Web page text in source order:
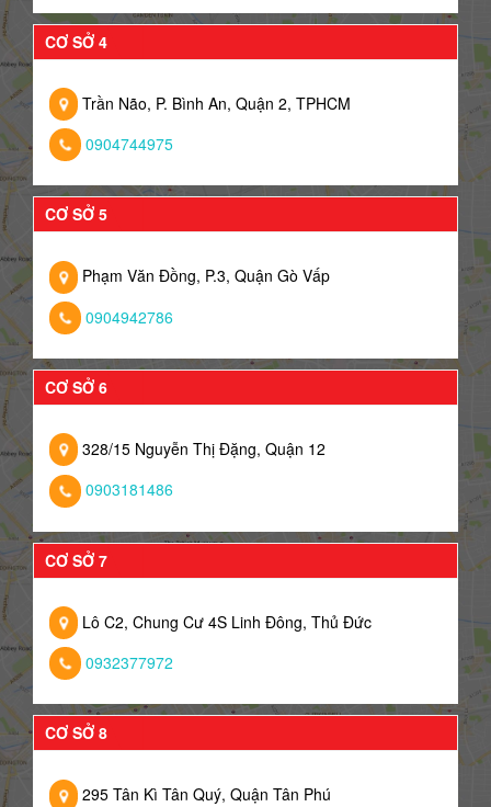
CƠ SỞ 4
Trần Não, P. Bình An, Quận 2, TPHCM
0904744975
CƠ SỞ 5
Phạm Văn Đồng, P.3, Quận Gò Vấp
0904942786
CƠ SỞ 6
328/15 Nguyễn Thị Đặng, Quận 12
0903181486
CƠ SỞ 7
Lô C2, Chung Cư 4S Linh Đông, Thủ Đức
0932377972
CƠ SỞ 8
295 Tân Kì Tân Quý, Quận Tân Phú